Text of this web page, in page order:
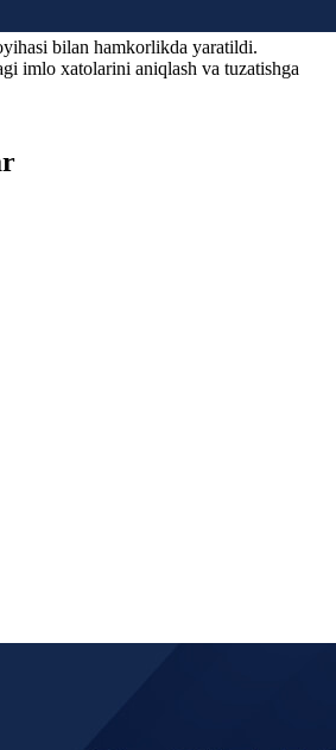
bilan hamkorlikda yaratildi.
imlo xatolarini aniqlash va tuzatishga